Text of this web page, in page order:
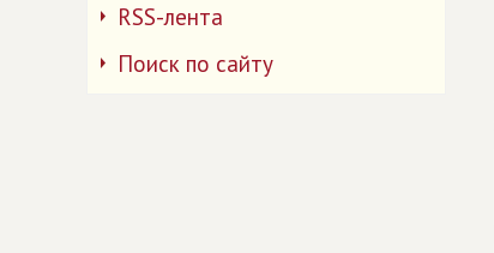
RSS-лента
Поиск по сайту